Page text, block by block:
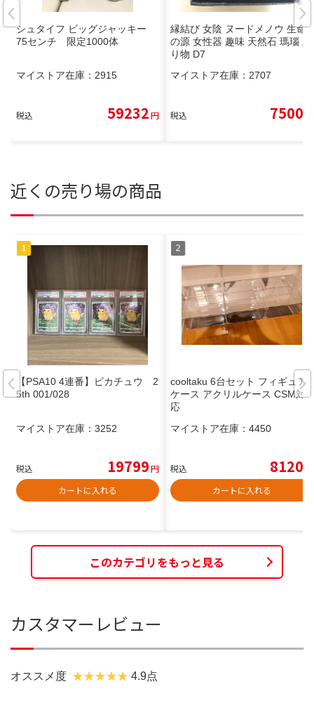
シュタイフ ビッグジャッキー
75センチ 限定1000体
マイストア在庫： 2915
税込 59232円
縁結び 女陰 ヌードメノウ 生命
の源 女性器 趣味 天然石 瑪瑙 彫
り物 D7
マイストア在庫： 2707
税込 7500
近くの売り場の商品
【PSA10 4連番】ピカチュウ 2
5th 001/028
マイストア在庫： 3252
税込 19799円
カートに入れる
cooltaku 6台セット フィギュア
ケース アクリルケース CSM対
応
マイストア在庫： 4450
税込 8120
カートに入れる
このカテゴリをもっと見る
カスタマーレビュー
オススメ度 4.9点